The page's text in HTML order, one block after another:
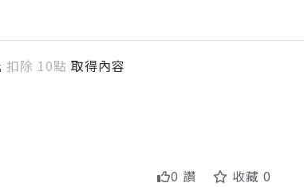
扣除 10點 取得內容
0 讚 收藏 0